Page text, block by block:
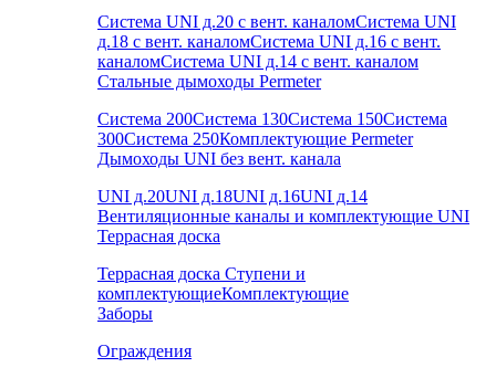
Система UNI д.20 с вент. каналомСистема UNI
д.18 с вент. каналомСистема UNI д.16 с вент.
каналомСистема UNI д.14 с вент. каналом
Стальные дымоходы Permeter
Система 200Система 130Система 150Система
300Система 250Комплектующие Permeter
Дымоходы UNI без вент. канала
UNI д.20UNI д.18UNI д.16UNI д.14
Вентиляционные каналы и комплектующие UNI
Террасная доска
Террасная доска Ступени и
комплектующиеКомплектующие
Заборы
Ограждения